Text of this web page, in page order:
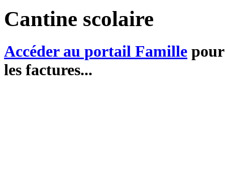
Cantine scolaire
Accéder au portail Famille
les factures...